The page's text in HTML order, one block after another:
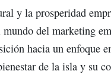
y la prosperidad
del marketing
hacia un enfoque
de la isla y su